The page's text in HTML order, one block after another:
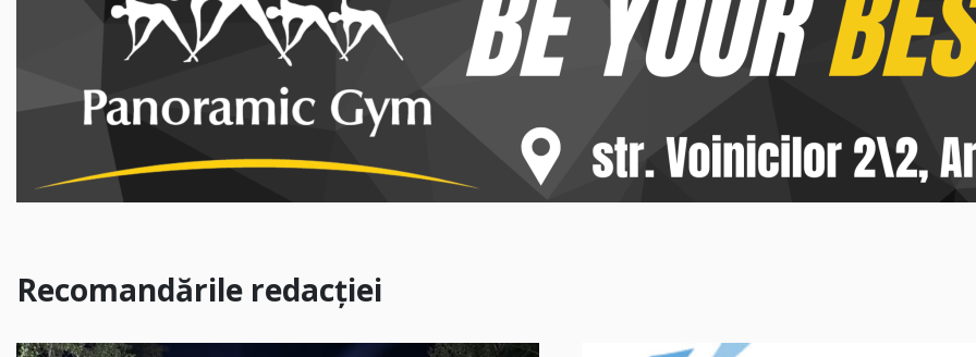
Recomandările redacției